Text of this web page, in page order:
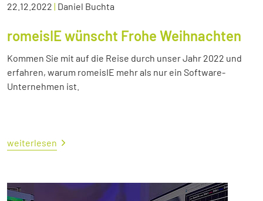
22.12.2022 | Daniel Buchta
romeisIE wünscht Frohe Weihnachten
Kommen Sie mit auf die Reise durch unser Jahr 2022 und
erfahren, warum romeisIE mehr als nur ein Software-
Unternehmen ist.
weiterlesen